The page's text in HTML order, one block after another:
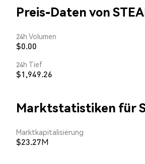
Preis-Daten von
24h Volumen
$0.00
24h Tief
$1,949.26
Marktstatistiken für
Marktkapitalisierung
$23.27M